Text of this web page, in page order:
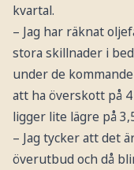
kvartal.
– Jag har räknat
stora skillnader i
under de
att ha överskott på
ligger lite lägre på
– Jag tycker att det
överutbud och då